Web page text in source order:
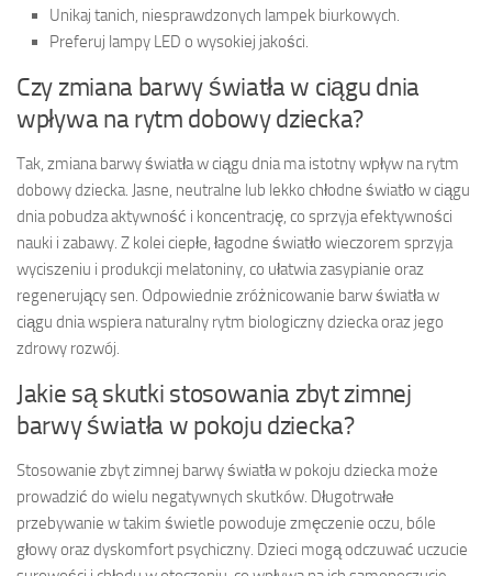
Unikaj tanich, niesprawdzonych lampek biurkowych.
Preferuj lampy LED o wysokiej jakości.
Czy zmiana barwy światła w ciągu dnia
wpływa na rytm dobowy dziecka?
Tak, zmiana barwy światła w ciągu dnia ma istotny wpływ na rytm
dobowy dziecka. Jasne, neutralne lub lekko chłodne światło w ciągu
dnia pobudza aktywność i koncentrację, co sprzyja efektywności
nauki i zabawy. Z kolei ciepłe, łagodne światło wieczorem sprzyja
wyciszeniu i produkcji melatoniny, co ułatwia zasypianie oraz
regenerujący sen. Odpowiednie zróżnicowanie barw światła w
ciągu dnia wspiera naturalny rytm biologiczny dziecka oraz jego
zdrowy rozwój.
Jakie są skutki stosowania zbyt zimnej
barwy światła w pokoju dziecka?
Stosowanie zbyt zimnej barwy światła w pokoju dziecka może
prowadzić do wielu negatywnych skutków. Długotrwałe
przebywanie w takim świetle powoduje zmęczenie oczu, bóle
głowy oraz dyskomfort psychiczny. Dzieci mogą odczuwać uczucie